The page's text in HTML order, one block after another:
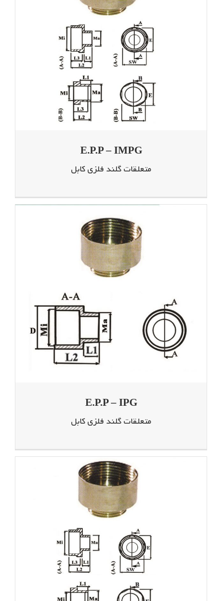
E.P.P – IMPG
متعلقات گلند فلزی کابل
E.P.P – IPG
متعلقات گلند فلزی کابل